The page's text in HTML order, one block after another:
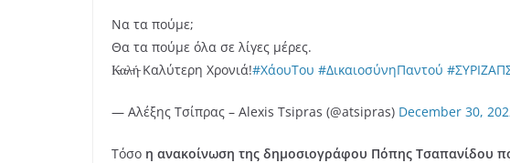
Να τα πούμε;
Θα τα πούμε όλα σε λίγες μέρες.
Κ̵α̵λ̵ή̵ Καλύτερη Χρονιά!#ΧάουΤου #ΔικαιοσύνηΠαντού
— Αλέξης Τσίπρας – Alexis Tsipras (@atsipras) December 30,
Τόσο η ανακοίνωση της δημοσιογράφου Πόπης Τσαπανίδου